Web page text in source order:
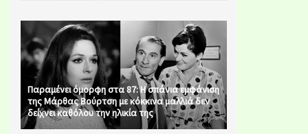
Παραμένει όμορφη στα 87: Η σπάνια εμφάνιση
της Μάρθας Βούρτση με κόκκινα μαλλιά δεν
δείχνει καθόλου την ηλικία της